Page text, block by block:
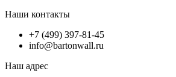
Наши контакты
+7 (499) 397-81-45
info@bartonwall.ru
Наш адрес